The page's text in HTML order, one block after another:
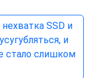
SSD и
и
стало слишком